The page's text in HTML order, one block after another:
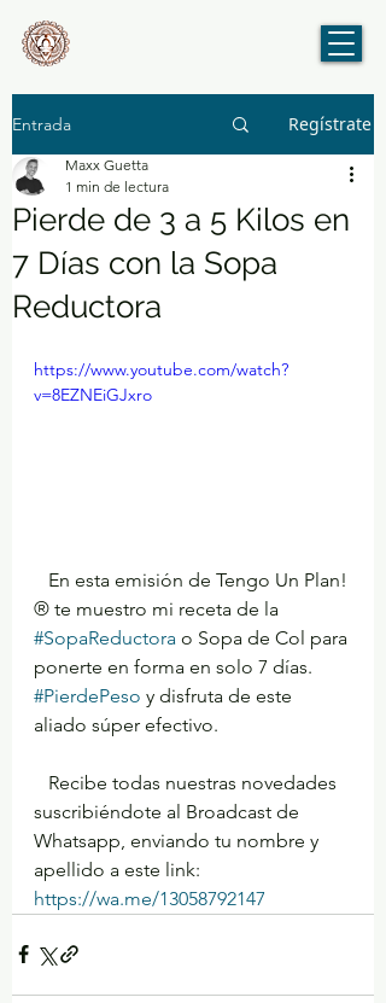
Entrada Regístrate
Pierde de 3 a 5 Kilos en
7 Días con la Sopa
Reductora
Maxx Guetta
1 min de lectura
https://www.youtube.com/watch?
v=8EZNEiGJxro
® te muestro mi receta de la
#SopaReductora o Sopa de Col para
ponerte en forma en solo 7 días.
#PierdePeso y disfruta de este
aliado súper efectivo.
suscribiéndote al Broadcast de
Whatsapp, enviando tu nombre y
apellido a este link:
https://wa.me/13058792147